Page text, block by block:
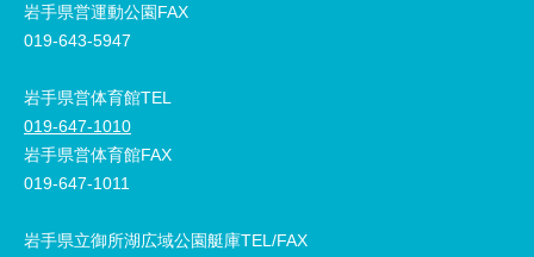
岩手県営運動公園FAX
019-643-5947
岩手県営体育館TEL
019-647-1010
岩手県営体育館FAX
019-647-1011
岩手県立御所湖広域公園艇庫TEL/FAX